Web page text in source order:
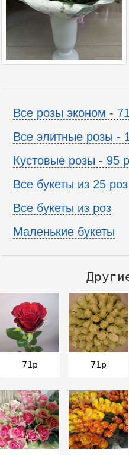
Все розы эконом -
Все элитные розы -
Кустовые розы - 95
Все букеты из 25 роз
Все букеты из роз
Маленькие букеты
71р 71р